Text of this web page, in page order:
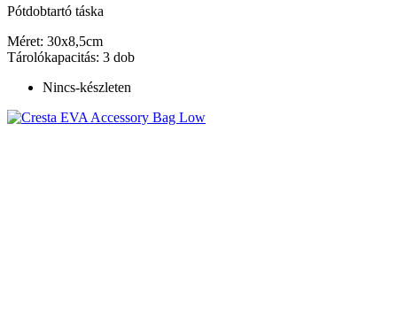
Pótdobtartó táska
Méret: 30x8,5cm
Tárolókapacitás: 3 dob
Nincs-készleten